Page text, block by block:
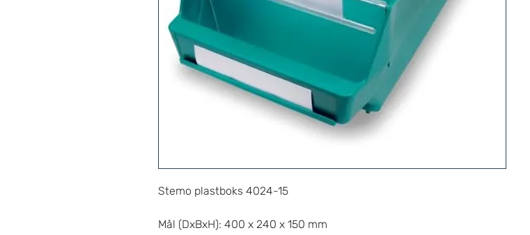
Stemo plastboks 4024-15
Mål (DxBxH): 400 x 240 x 150 mm